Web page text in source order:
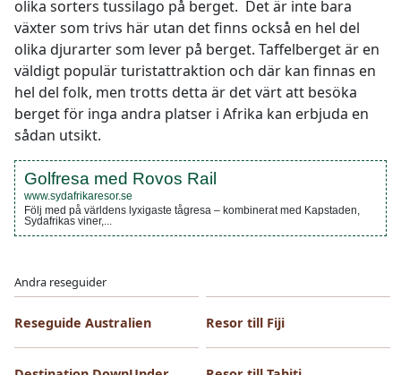
Andra reseguider
Reseguide Australien Resor till Fiji
olika sorters tussilago på berget. Det är inte bara
växter som trivs här utan det finns också en hel del
olika djurarter som lever på berget. Taffelberget är en
väldigt populär turistattraktion och där kan finnas en
hel del folk, men trotts detta är det värt att besöka
berget för inga andra platser i Afrika kan erbjuda en
sådan utsikt.
Golfresa med Rovos Rail
www.sydafrikaresor.se
Följ med på världens lyxigaste tågresa – kombinerat med Kapstaden,
Sydafrikas viner,...